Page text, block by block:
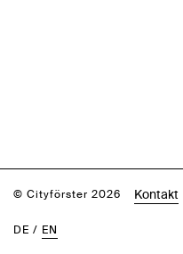
© Cityförster 2026 Kontakt
DE / EN